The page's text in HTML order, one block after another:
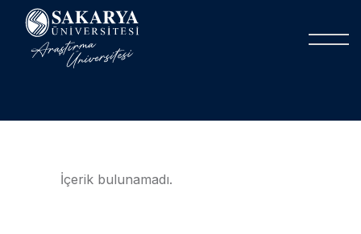
İçerik bulunamadı.